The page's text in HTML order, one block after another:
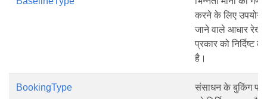
करने के लिए उपयोग
जाने वाले आधार रेखा
प्रकार को निर्दिष्ट
है।
BookingType
संसाधन के बुकिंग